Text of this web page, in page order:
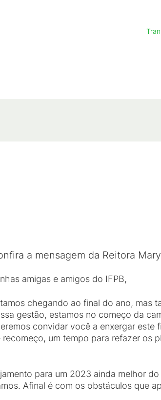
a mensagem da Reitora
amigas e amigos do IFPB,
chegando ao final do ano, mas
gestão, estamos no começo da
convidar você a enxergar
recomeço, um tempo para refazer os
para um 2023 ainda melhor
Afinal é com os obstáculos que